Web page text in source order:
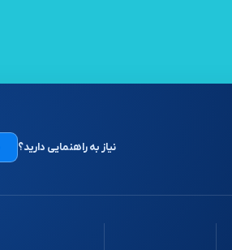
نیاز به راهنمایی دارید؟